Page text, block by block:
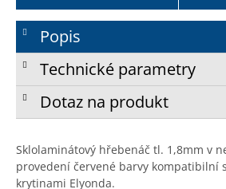
Popis
Technické parametry
Dotaz na produkt
Sklolaminátový hřebenáč tl. 1,8mm v
provedení červené barvy kompatibilní
krytinami Elyonda.